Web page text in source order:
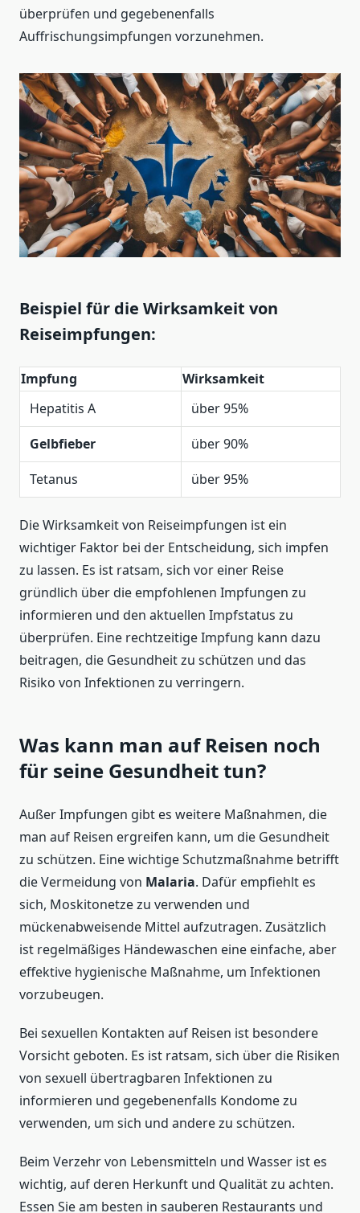
überprüfen und gegebenenfalls
Auffrischungsimpfungen vorzunehmen.
Beispiel für die Wirksamkeit von
Reiseimpfungen:
Impfung
Wirksamkeit
Hepatitis A
über 95%
Gelbfieber
über 90%
Tetanus
über 95%
Die Wirksamkeit von Reiseimpfungen ist ein
wichtiger Faktor bei der Entscheidung, sich impfen
zu lassen. Es ist ratsam, sich vor einer Reise
gründlich über die empfohlenen Impfungen zu
informieren und den aktuellen Impfstatus zu
überprüfen. Eine rechtzeitige Impfung kann dazu
beitragen, die Gesundheit zu schützen und das
Risiko von Infektionen zu verringern.
Was kann man auf Reisen noch
für seine Gesundheit tun?
Außer Impfungen gibt es weitere Maßnahmen, die
man auf Reisen ergreifen kann, um die Gesundheit
zu schützen. Eine wichtige Schutzmaßnahme betrifft
die Vermeidung von Malaria. Dafür empfiehlt es
sich, Moskitonetze zu verwenden und
mückenabweisende Mittel aufzutragen. Zusätzlich
ist regelmäßiges Händewaschen eine einfache, aber
effektive hygienische Maßnahme, um Infektionen
vorzubeugen.
Bei sexuellen Kontakten auf Reisen ist besondere
Vorsicht geboten. Es ist ratsam, sich über die Risiken
von sexuell übertragbaren Infektionen zu
informieren und gegebenenfalls Kondome zu
verwenden, um sich und andere zu schützen.
Beim Verzehr von Lebensmitteln und Wasser ist es
wichtig, auf deren Herkunft und Qualität zu achten.
Essen Sie am besten in sauberen Restaurants und